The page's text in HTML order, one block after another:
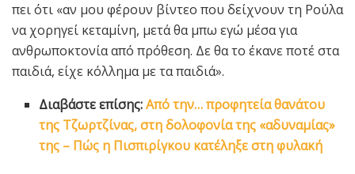
πει ότι «αν μου φέρουν βίντεο που δείχνουν τη Ρούλα
να χορηγεί κεταμίνη, μετά θα μπω εγώ μέσα για
ανθρωποκτονία από πρόθεση. Δε θα το έκανε ποτέ στα
παιδιά, είχε κόλλημα με τα παιδιά».
Διαβάστε επίσης:Από την… προφητεία θανάτου
της Τζωρτζίνας, στη δολοφονία της «αδυναμίας»
της – Πώς η Πισπιρίγκου κατέληξε στη φυλακή